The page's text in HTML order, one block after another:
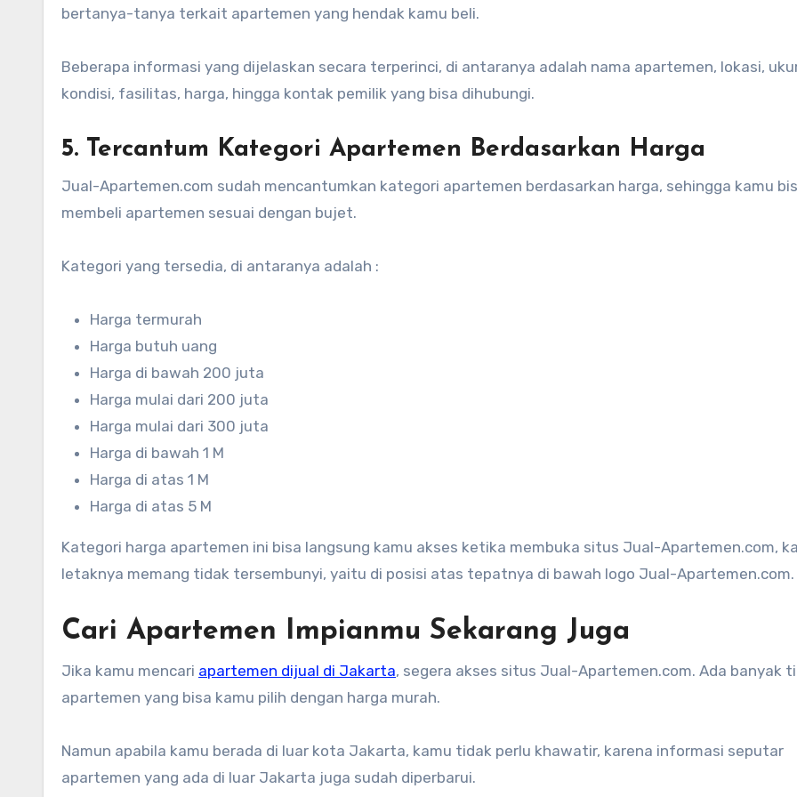
bertanya-tanya terkait apartemen yang hendak kamu beli.
Beberapa informasi yang dijelaskan secara terperinci, di antaranya adalah nama apartemen, lokasi,
kondisi, fasilitas, harga, hingga kontak pemilik yang bisa dihubungi.
5. Tercantum Kategori Apartemen Berdasarkan Harga
Jual-Apartemen.com sudah mencantumkan kategori apartemen berdasarkan harga, sehingga kamu
membeli apartemen sesuai dengan bujet.
Kategori yang tersedia, di antaranya adalah :
Harga termurah
Harga butuh uang
Harga di bawah 200 juta
Harga mulai dari 200 juta
Harga mulai dari 300 juta
Harga di bawah 1 M
Harga di atas 1 M
Harga di atas 5 M
Kategori harga apartemen ini bisa langsung kamu akses ketika membuka situs Jual-Apartemen.com,
letaknya memang tidak tersembunyi, yaitu di posisi atas tepatnya di bawah logo Jual-Apartemen.com.
Cari Apartemen Impianmu Sekarang Juga
Jika kamu mencari apartemen dijual di Jakarta, segera akses situs Jual-Apartemen.com. Ada banyak
apartemen yang bisa kamu pilih dengan harga murah.
Namun apabila kamu berada di luar kota Jakarta, kamu tidak perlu khawatir, karena informasi seputar
apartemen yang ada di luar Jakarta juga sudah diperbarui.